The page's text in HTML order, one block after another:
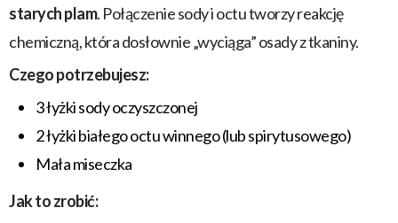
starych plam. Połączenie sody i octu tworzy reakcję
chemiczną, która dosłownie „wyciąga” osady z tkaniny.
Czego potrzebujesz:
3 łyżki sody oczyszczonej
2 łyżki białego octu winnego (lub spirytusowego)
Mała miseczka
Jak to zrobić: